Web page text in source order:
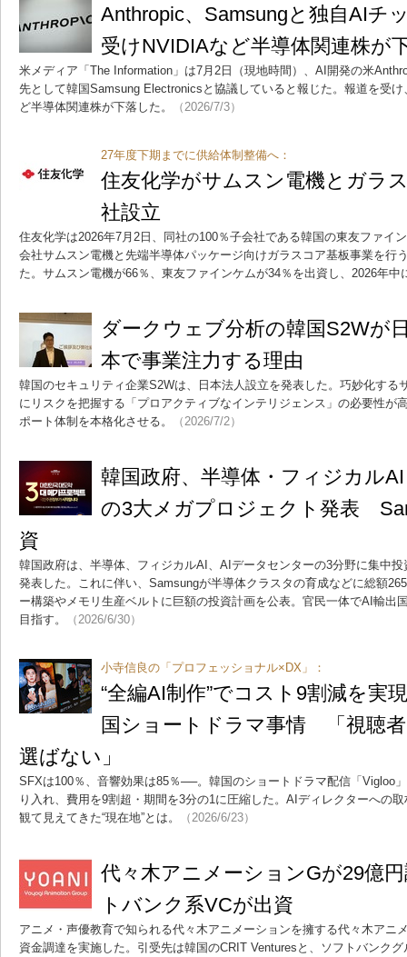
Anthropic、Samsungと独自AI
受けNVIDIAなど半導体関連株が
米メディア「The Information」は7月2日（現地時間）、AI開発の米
先として韓国Samsung Electronicsと協議していると報じた。報道を受
ど半導体関連株が下落した。
（2026/7/3）
27年度下期までに供給体制整備へ：
住友化学がサムスン電機とガラ
社設立
住友化学は2026年7月2日、同社の100％子会社である韓国の東友ファイ
会社サムスン電機と先端半導体パッケージ向けガラスコア基板事業を行
た。サムスン電機が66％、東友ファインケムが34％を出資し、2026年中
ダークウェブ分析の韓国S2Wが
本で事業注力する理由
韓国のセキュリティ企業S2Wは、日本法人設立を発表した。巧妙化する
にリスクを把握する「プロアクティブなインテリジェンス」の必要性が
ポート体制を本格化させる。
（2026/7/2）
韓国政府、半導体・フィジカル
の3大メガプロジェクト発表
資
韓国政府は、半導体、フィジカルAI、AIデータセンターの3分野に集中
発表した。これに伴い、Samsungが半導体クラスタの育成などに総額
ー構築やメモリ生産ベルトに巨額の投資計画を公表。官民一体でAI輸出
目指す。
（2026/6/30）
小寺信良の「プロフェッショナル×DX」：
“全編AI制作”でコスト9割減を実
国ショートドラマ事情 「視聴
選ばない」
SFXは100％、音響効果は85％──。韓国のショートドラマ配信「Vigloo
り入れ、費用を9割超・期間を3分の1に圧縮した。AIディレクターへの
観て見えてきた“現在地”とは。
（2026/6/23）
代々木アニメーションGが29億
トバンク系VCが出資
アニメ・声優教育で知られる代々木アニメーションを擁する代々木アニ
資金調達を実施した。引受先は韓国のCRIT Venturesと、ソフトバンク